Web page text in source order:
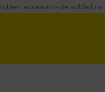
accesorios de soldadura